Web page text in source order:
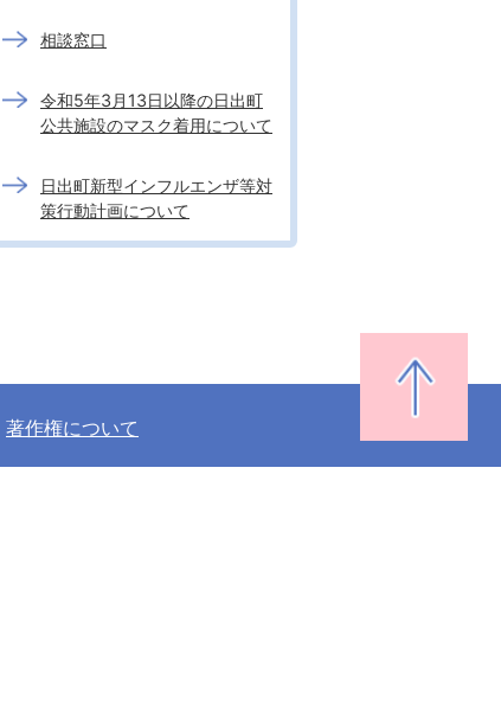
相談窓口
令和5年3月13日以降の日出町
公共施設のマスク着用について
日出町新型インフルエンザ等対
策行動計画について
著作権について